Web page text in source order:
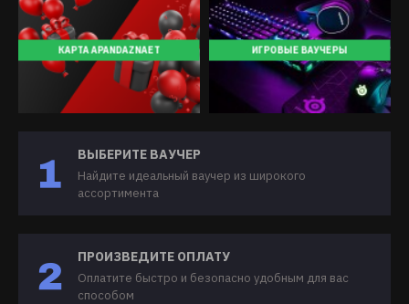
КАРТА APANDAZNAET ИГРОВЫЕ ВАУЧЕРЫ
ВЫБЕРИТЕ ВАУЧЕР
Найдите идеальный ваучер из широкого
ассортимента
ПРОИЗВЕДИТЕ ОПЛАТУ
Оплатите быстро и безопасно удобным для вас
способом